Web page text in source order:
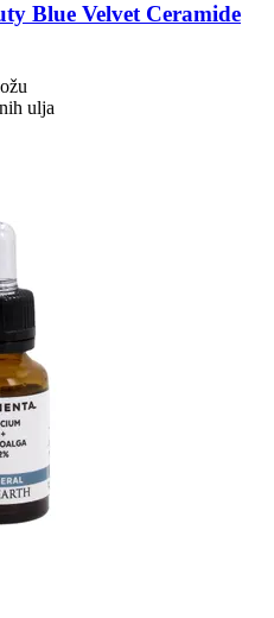
Blue Velvet Ceramide
ulja